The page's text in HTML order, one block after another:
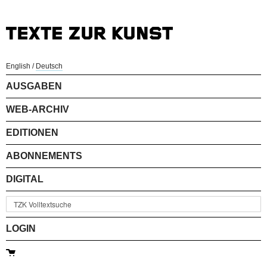
English / Deutsch
AUSGABEN
WEB-ARCHIV
EDITIONEN
ABONNEMENTS
DIGITAL
LOGIN